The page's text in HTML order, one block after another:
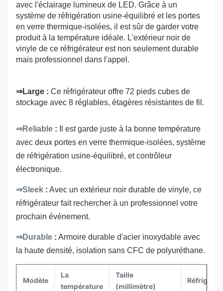
avec l'éclairage lumineux de LED. Grâce à un
système de réfrigération usine-équilibré et les portes
en verre thermique-isolées, il est sûr de garder votre
produit à la température idéale. L'extérieur noir de
vinyle de ce réfrigérateur est non seulement durable
mais professionnel dans l'appel.
⇒Large : Ce réfrigérateur offre 72 pieds cubes de
stockage avec 8 réglables, étagères résistantes de fil.
⇒Reliable :
Il est garde juste à la bonne température
avec deux portes en verre thermique-isolées, système
de réfrigération usine-équilibré, et contrôleur
électronique.
⇒Sleek : Avec un extérieur noir durable de vinyle, ce
réfrigérateur fait rechercher à un professionnel votre
prochain événement.
⇒Durable : Armoire durable d'acier inoxydable avec
la haute densité, isolation sans CFC de polyuréthane.
Modèle
La
température
Taille
(millimètre)